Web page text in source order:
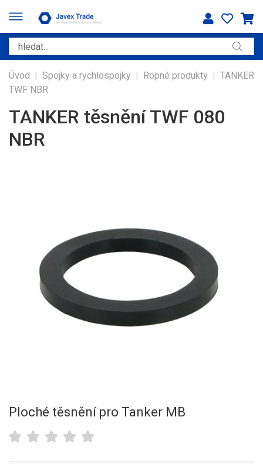
Úvod | Spojky a rychlospojky | Ropné produkty | TANKER
TWF NBR
TANKER těsnění TWF 080
NBR
Ploché těsnění pro Tanker MB